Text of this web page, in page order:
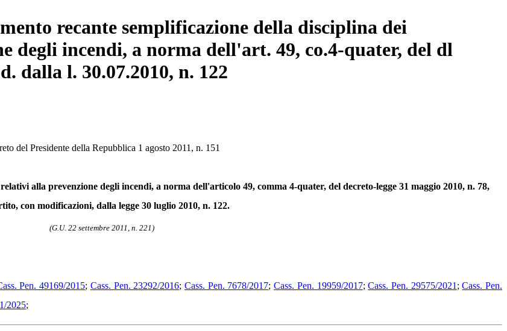
recante semplificazione della disciplina dei
degli incendi, a norma dell'art. 49, co.4-quater, del dl
dalla l. 30.07.2010, n. 122
del Presidente della Repubblica 1 agosto 2011, n. 151
alla prevenzione degli incendi, a norma dell'articolo 49, comma 4-quater, del decreto-legge 31 maggio 2010, n. 78,
con modificazioni, dalla legge 30 luglio 2010, n. 122.
(G.U. 22 settembre 2011, n. 221)
Pen. 49169/2015; Cass. Pen. 23292/2016; Cass. Pen. 7678/2017;Cass. Pen. 19959/2017;Cass. Pen. 29575/2021 ;Cass. Pen.
2025;